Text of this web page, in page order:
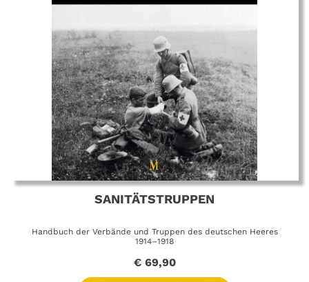
SANITÄTSTRUPPEN
Handbuch der Verbände und Truppen des deutschen Heeres
1914–1918
€ 69,90